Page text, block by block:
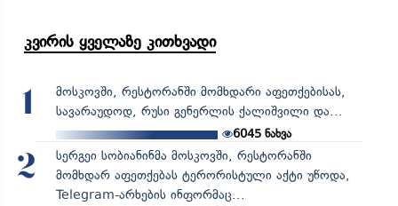
კვირის ყველაზე კითხვადი
1
მოსკოვში, რესტორანში მომხდარი აფეთქებისას,
სავარაუდოდ, რუსი გენერლის ქალიშვილი და...
6045 ნახვა
2
სერგეი სობიანინმა მოსკოვში, რესტორანში
მომხდარ აფეთქებას ტერორისტული აქტი უწოდა,
Telegram-არხების ინფორმაც...